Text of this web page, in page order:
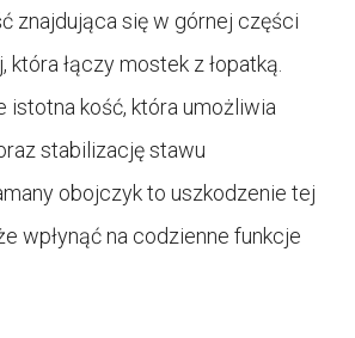
znajdująca się w górnej części
która łączy mostek z łopatką.
istotna kość, która umożliwia
stabilizację stawu
obojczyk to uszkodzenie tej
wpłynąć na codzienne funkcje